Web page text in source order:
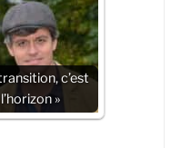
c’est
l’horizon »